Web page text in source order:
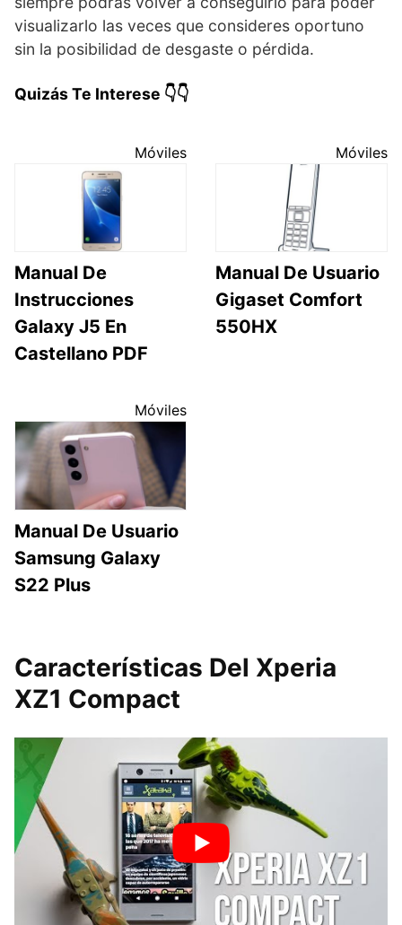
visualizarlo las veces que consideres oportuno
sin la posibilidad de desgaste o pérdida.
Quizás Te Interese 👇👇
Móviles
Manual De
Instrucciones
Galaxy J5 En
Castellano PDF
Móviles
Manual De Usuario
Gigaset Comfort
550HX
Móviles
Manual De Usuario
Samsung Galaxy
S22 Plus
Características Del Xperia
XZ1 Compact